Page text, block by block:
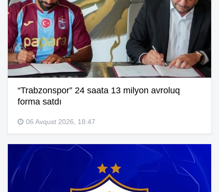
“Trabzonspor” 24 saata 13 milyon avroluq
forma satdı
06 Avqust 2026, 18:47